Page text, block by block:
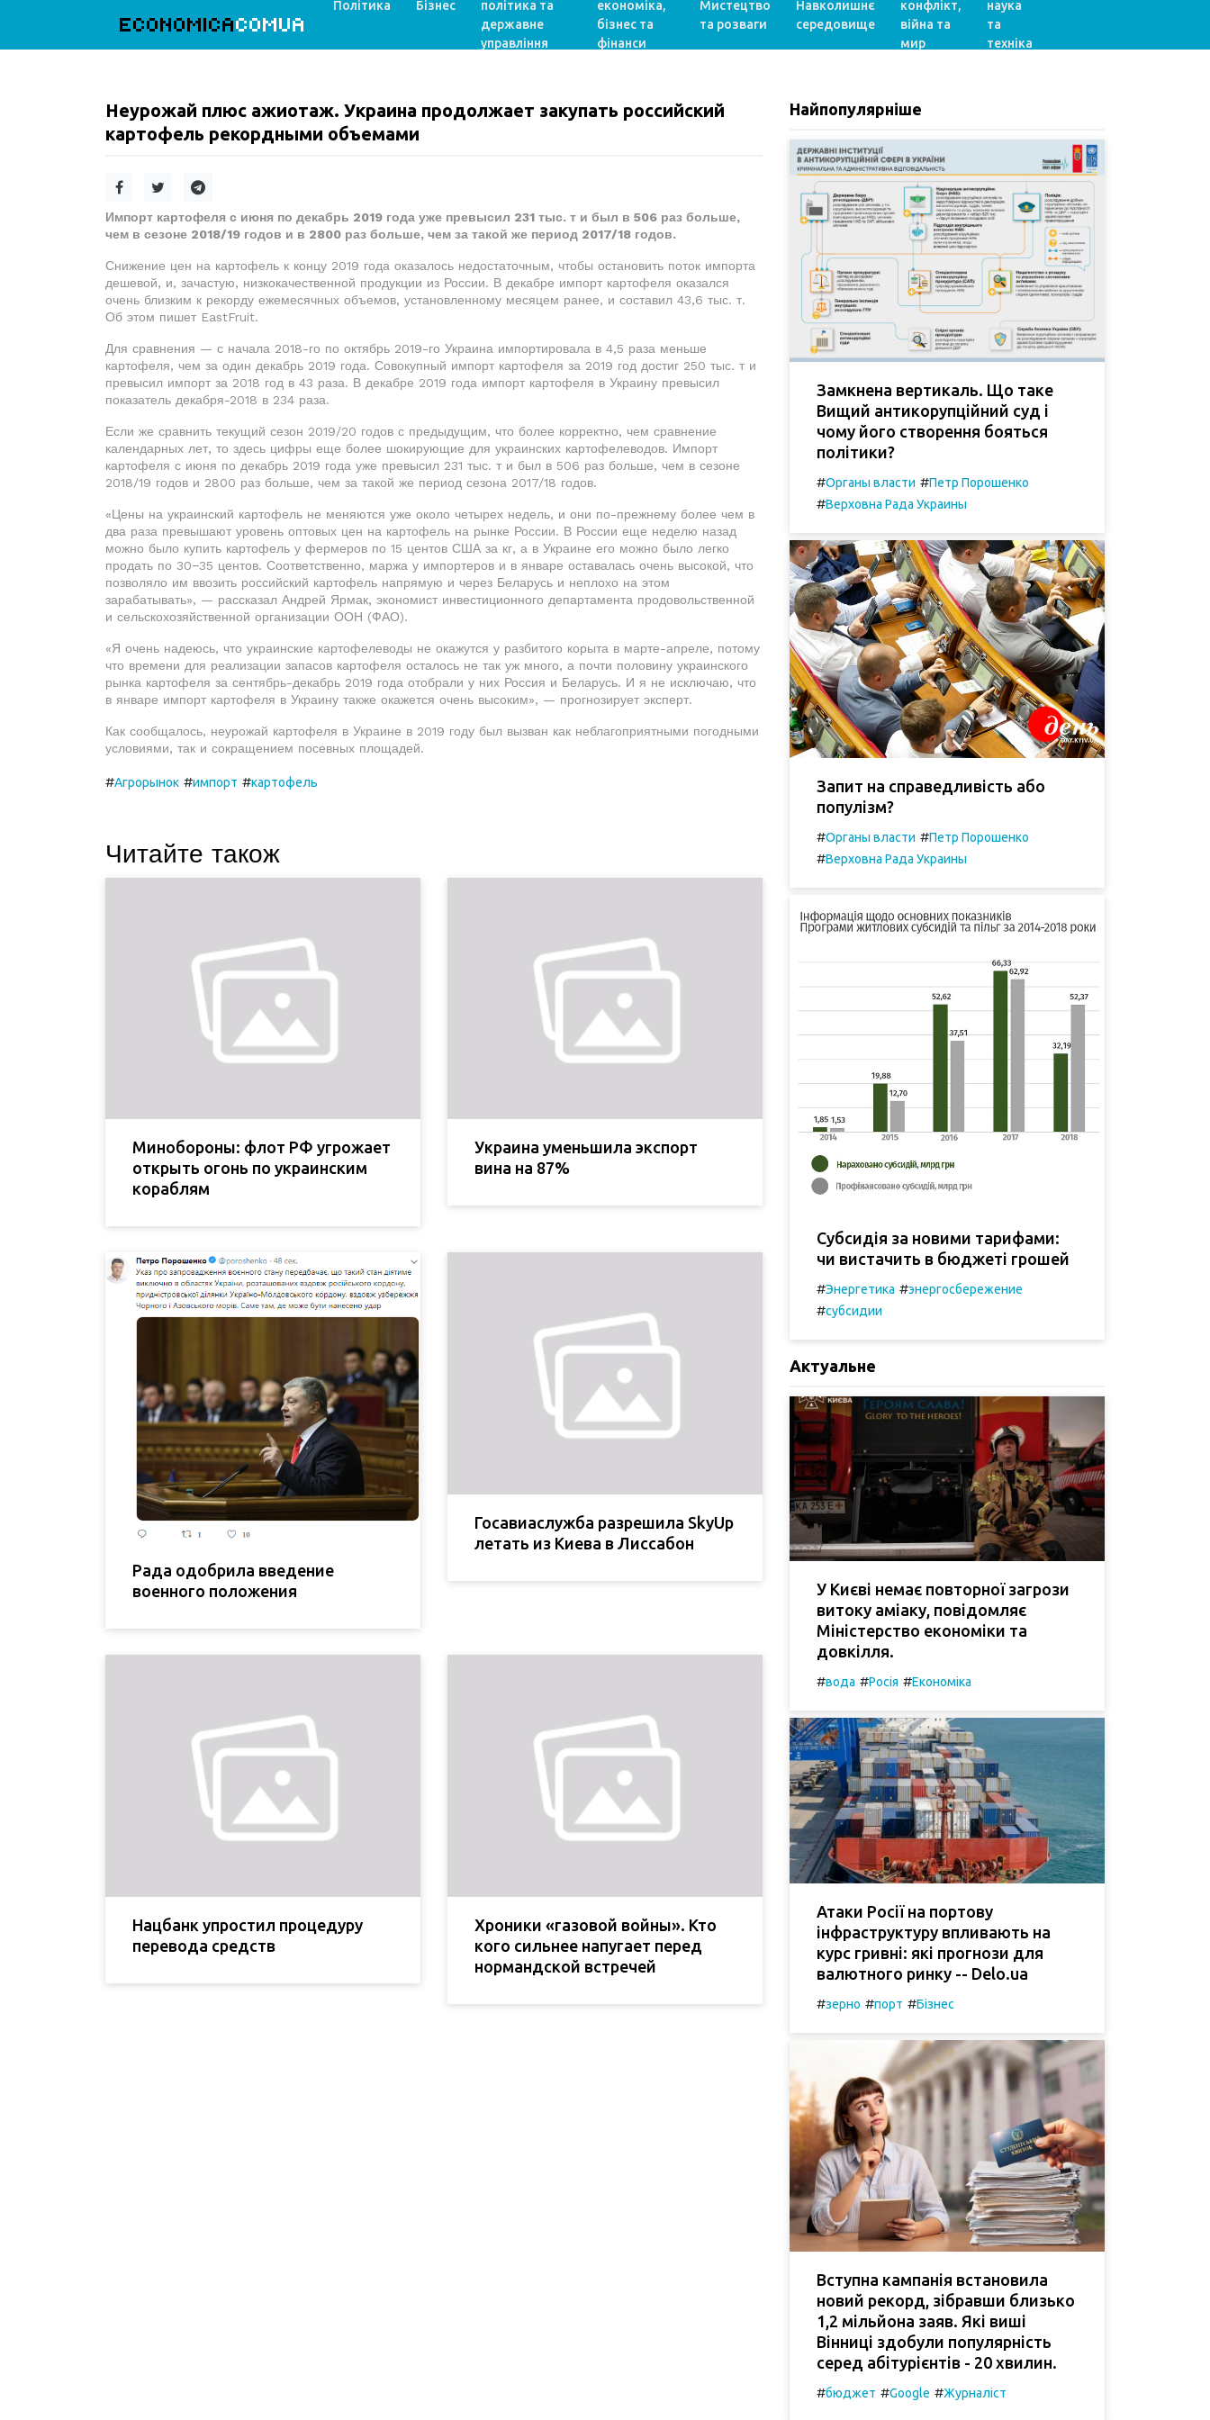
ECONOMICACOMUA
Політика Бізнес
політика та
державне
управління
економіка,
бізнес та
фінанси
Мистецтво
та розваги
Навколишнє
середовище
конфлікт,
війна та
мир
наука
та
техніка
Неурожай плюс ажиотаж. Украина продолжает закупать российский
картофель рекордными объемами
Импорт картофеля с июня по декабрь 2019 года уже превысил 231 тыс. т и был в 506 раз больше,
чем в сезоне 2018/19 годов и в 2800 раз больше, чем за такой же период 2017/18 годов.
Снижение цен на картофель к концу 2019 года оказалось недостаточным, чтобы остановить поток импорта
дешевой, и, зачастую, низкокачественной продукции из России. В декабре импорт картофеля оказался
очень близким к рекорду ежемесячных объемов, установленному месяцем ранее, и составил 43,6 тыс. т.
Об этом пишет EastFruit.
Для сравнения — с начала 2018-го по октябрь 2019-го Украина импортировала в 4,5 раза меньше
картофеля, чем за один декабрь 2019 года. Совокупный импорт картофеля за 2019 год достиг 250 тыс. т и
превысил импорт за 2018 год в 43 раза. В декабре 2019 года импорт картофеля в Украину превысил
показатель декабря-2018 в 234 раза.
Если же сравнить текущий сезон 2019/20 годов с предыдущим, что более корректно, чем сравнение
календарных лет, то здесь цифры еще более шокирующие для украинских картофелеводов. Импорт
картофеля с июня по декабрь 2019 года уже превысил 231 тыс. т и был в 506 раз больше, чем в сезоне
2018/19 годов и 2800 раз больше, чем за такой же период сезона 2017/18 годов.
«Цены на украинский картофель не меняются уже около четырех недель, и они по-прежнему более чем в
два раза превышают уровень оптовых цен на картофель на рынке России. В России еще неделю назад
можно было купить картофель у фермеров по 15 центов США за кг, а в Украине его можно было легко
продать по 30−35 центов. Соответственно, маржа у импортеров и в январе оставалась очень высокой, что
позволяло им ввозить российский картофель напрямую и через Беларусь и неплохо на этом
зарабатывать», — рассказал Андрей Ярмак, экономист инвестиционного департамента продовольственной
и сельскохозяйственной организации ООН (ФАО).
«Я очень надеюсь, что украинские картофелеводы не окажутся у разбитого корыта в марте-апреле, потому
что времени для реализации запасов картофеля осталось не так уж много, а почти половину украинского
рынка картофеля за сентябрь-декабрь 2019 года отобрали у них Россия и Беларусь. И я не исключаю, что
в январе импорт картофеля в Украину также окажется очень высоким», — прогнозирует эксперт.
Как сообщалось, неурожай картофеля в Украине в 2019 году был вызван как неблагоприятными погодными
условиями, так и сокращением посевных площадей.
#Агрорынок #импорт #картофель
Читайте також
Минобороны: флот РФ угрожает
открыть огонь по украинским
кораблям
Украина уменьшила экспорт
вина на 87%
Рада одобрила введение
военного положения
Госавиаслужба разрешила SkyUp
летать из Киева в Лиссабон
Нацбанк упростил процедуру
перевода средств
Хроники «газовой войны». Кто
кого сильнее напугает перед
нормандской встречей
Найпопулярніше
Замкнена вертикаль. Що таке
Вищий антикорупційний суд і
чому його створення бояться
політики?
#Органы власти #Петр Порошенко
#Верховна Рада Украины
Запит на справедливість або
популізм?
#Органы власти #Петр Порошенко
#Верховна Рада Украины
Субсидія за новими тарифами:
чи вистачить в бюджеті грошей
#Энергетика #энергосбережение
#субсидии
Актуальне
У Києві немає повторної загрози
витоку аміаку, повідомляє
Міністерство економіки та
довкілля.
#вода #Росія #Економіка
Атаки Росії на портову
інфраструктуру впливають на
курс гривні: які прогнози для
валютного ринку -- Delo.ua
#зерно #порт #Бізнес
Вступна кампанія встановила
новий рекорд, зібравши близько
1,2 мільйона заяв. Які виші
Вінниці здобули популярність
серед абітурієнтів - 20 хвилин.
#бюджет #Google #Журналіст